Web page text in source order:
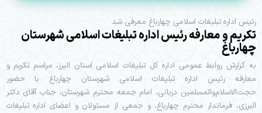
رئیس اداره تبلیغات اسلامی چهارباغ معرفی شد
تکریم و معارفه رئیس اداره تبلیغات اسلامی شهرستان
چهارباغ
به گزارش روابط عمومی اداره کل تبلیغات اسلامی استان البرز، مراسم تکریم و
معارفه رئیس اداره تبلیغات اسلامی شهرستان چهارباغ با حضور
حجت‌الاسلام‌والمسلمین دربانی، امام جمعه محترم شهرستان، جناب آقای دکتر
البرزی، فرماندار محترم چهارباغ، و جمعی از مسئولان و اعضای اداره تبلیغات